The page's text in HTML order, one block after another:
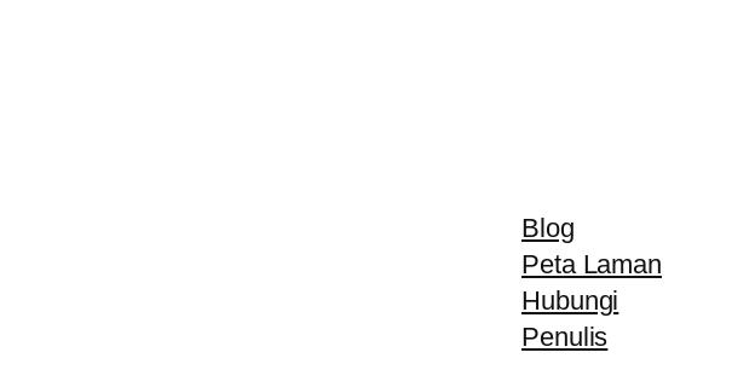
Blog
Peta Laman
Hubungi
Penulis